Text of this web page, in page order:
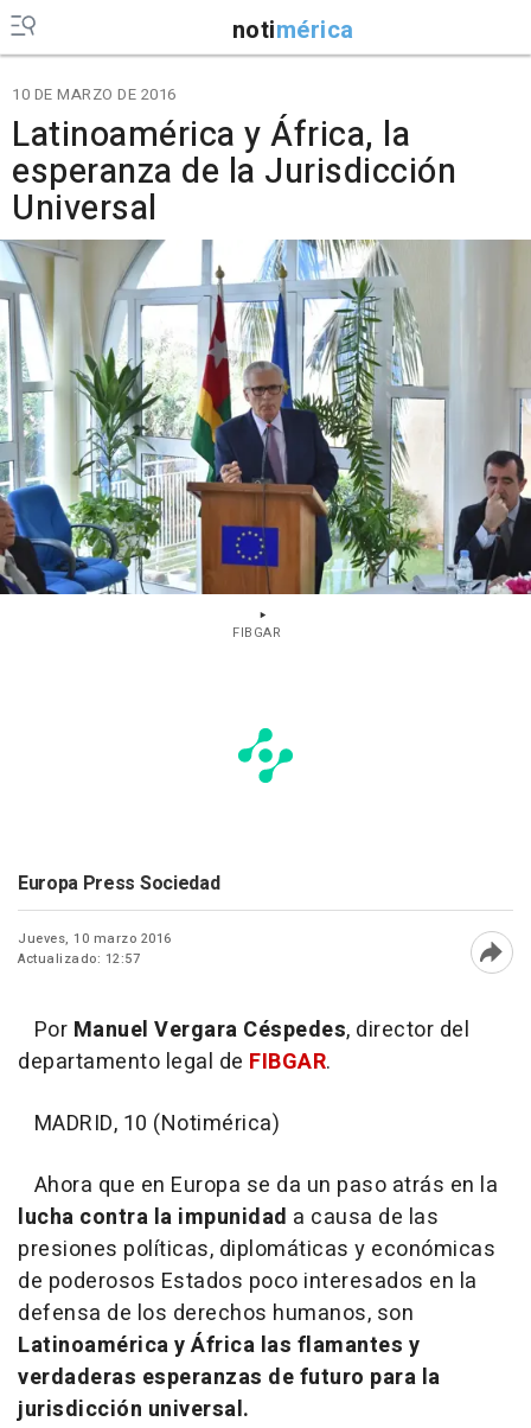
notimérica
10 DE MARZO DE 2016
Latinoamérica y África, la
esperanza de la Jurisdicción
Universal
FIBGAR
Europa Press Sociedad
Jueves, 10 marzo 2016
Actualizado: 12:57
Por Manuel Vergara Céspedes, director del
departamento legal de FIBGAR.
MADRID, 10 (Notimérica)
Ahora que en Europa se da un paso atrás en la
lucha contra la impunidad a causa de las
presiones políticas, diplomáticas y económicas
de poderosos Estados poco interesados en la
defensa de los derechos humanos, son
Latinoamérica y África las flamantes y
verdaderas esperanzas de futuro para la
jurisdicción universal.